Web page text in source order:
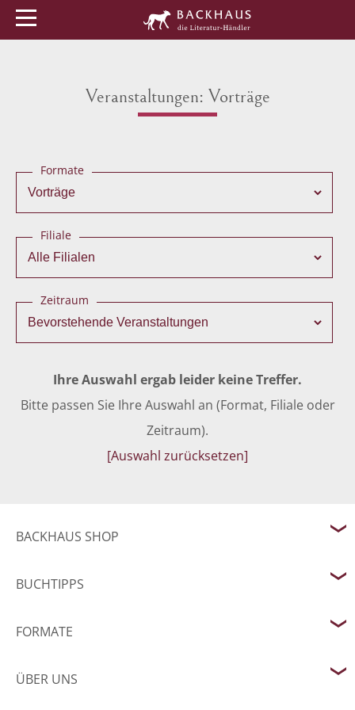
Veranstaltungen: Vorträge
Formate
Filiale
Zeitraum
Ihre Auswahl ergab leider keine Treffer.
Bitte passen Sie Ihre Auswahl an (Format, Filiale oder
Zeitraum).
[Auswahl zurücksetzen]
BACKHAUS SHOP
BUCHTIPPS
FORMATE
ÜBER UNS